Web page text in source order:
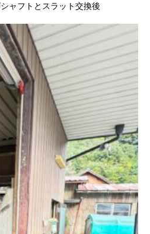
ャフトとスラット交換後